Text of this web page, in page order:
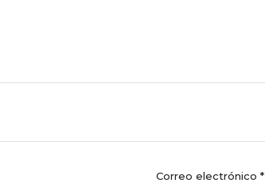
Correo electrónico*